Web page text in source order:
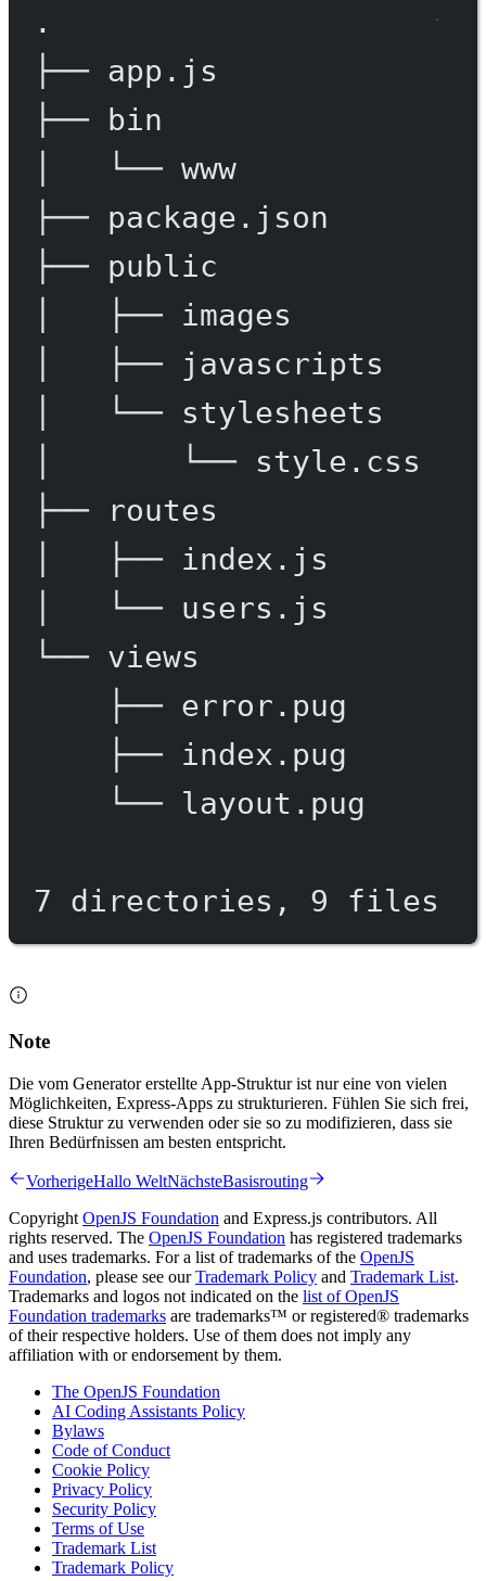
.
├── app.js
├──
bin
└── www
├──
package.json
├──
public
├──
images
├──
javascripts
└──
stylesheets
└──
style.css
├──
routes
├──
index.js
└──
users.js
└── views
├── error.pug
├──
index.pug
└──
layout.pug
7 directories, 9 files
Note
Die vom Generator erstellte App-Struktur ist nur eine von vielen
Möglichkeiten, Express-Apps zu strukturieren. Fühlen Sie sich frei,
diese Struktur zu verwenden oder sie so zu modifizieren, dass sie
Ihren Bedürfnissen am besten entspricht.
VorherigeHallo WeltNächsteBasisrouting
Copyright OpenJS Foundation and Express.js contributors. All
rights reserved. The OpenJS Foundation has registered trademarks
and uses trademarks. For a list of trademarks of the OpenJS
Foundation, please see ourTrademark Policy and Trademark List.
Trademarks and logos not indicated on the list of OpenJS
Foundation trademarks are trademarks™ or registered® trademarks
of their respective holders. Use of them does not imply any
affiliation with or endorsement by them.
The OpenJS Foundation
AI Coding Assistants Policy
Bylaws
Code of Conduct
Cookie Policy
Privacy Policy
Security Policy
Terms of Use
Trademark List
Trademark Policy